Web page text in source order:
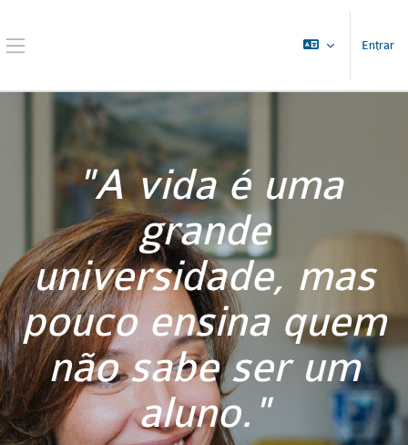
Entrar
"A vida é uma
grande
universidade, mas
pouco ensina quem
não sabe ser um
aluno."